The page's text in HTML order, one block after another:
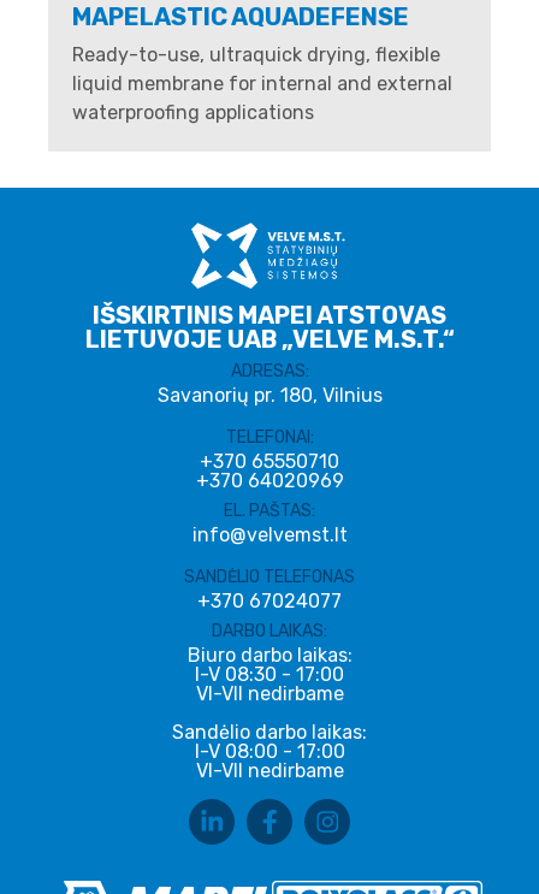
MAPELASTIC AQUADEFENSE
Ready-to-use, ultraquick drying, flexible
liquid membrane for internal and external
waterproofing applications
IŠSKIRTINIS MAPEI ATSTOVAS
LIETUVOJE UAB „VELVE M.S.T.“
ADRESAS:
Savanorių pr. 180, Vilnius
TELEFONAI:
+370 65550710
+370 64020969
EL. PAŠTAS:
info@velvemst.lt
SANDĖLIO TELEFONAS
+370 67024077
DARBO LAIKAS:
Biuro darbo laikas:
I-V 08:30 - 17:00
VI-VII nedirbame
Sandėlio darbo laikas:
I-V 08:00 - 17:00
VI-VII nedirbame